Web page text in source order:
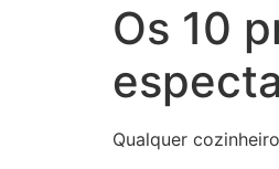
Os 10
Qualquer